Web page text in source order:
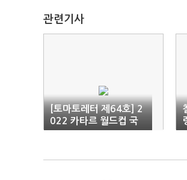
관련기사
[토마토레터 제64호] 2
022 카타르 월드컵 국
가대표팀 총결산